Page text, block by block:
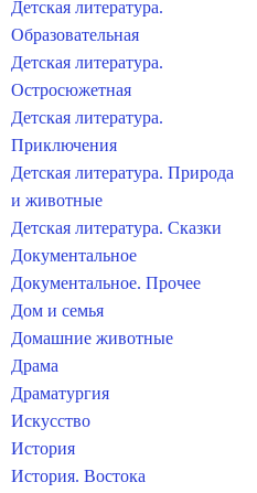
Детская литература.
Образовательная
Детская литература.
Остросюжетная
Детская литература.
Приключения
Детская литература. Природа
и животные
Детская литература. Сказки
Документальное
Документальное. Прочее
Дом и семья
Домашние животные
Драма
Драматургия
Искусство
История
История. Востока